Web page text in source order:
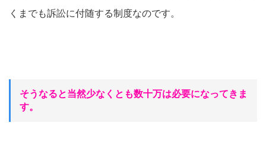
くまでも訴訟に付随する制度なのです。
そうなると当然少なくとも数十万は必要になってきま
す。